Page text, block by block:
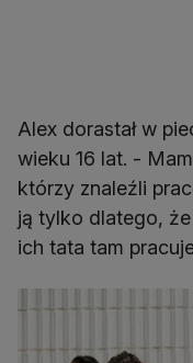
Alex dorastał w
wieku 16 lat. -
którzy znaleźli
ją tylko dlatego,
ich tata tam